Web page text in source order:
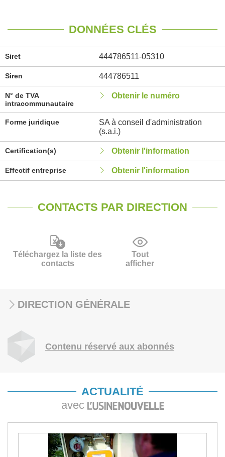
DONNÉES CLÉS
Siret 444786511-05310
Siren 444786511
N° de TVA
intracommunautaire
Obtenir le numéro
Forme juridique
SA à conseil d'administration
(s.a.i.)
Certification(s) Obtenir l'information
Effectif entreprise Obtenir l'information
CONTACTS PAR DIRECTION
Téléchargez la liste des
contacts
Tout
afficher
DIRECTION GÉNÉRALE
Contenu réservé aux abonnés
ACTUALITÉ
avec